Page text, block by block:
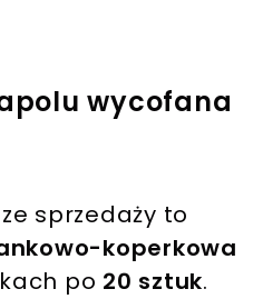
wycofana
sprzedaży to
koperkowa
po 20 sztuk.